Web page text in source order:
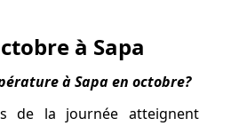
à Sapa
à Sapa en octobre?
de la journée atteignent